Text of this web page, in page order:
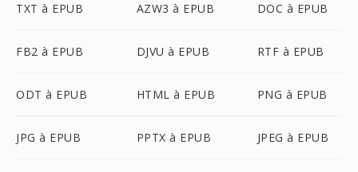
TXT à EPUB AZW3 à EPUB DOC à EPUB
FB2 à EPUB DJVU à EPUB RTF à EPUB
ODT à EPUB HTML à EPUB PNG à EPUB
JPG à EPUB PPTX à EPUB JPEG à EPUB